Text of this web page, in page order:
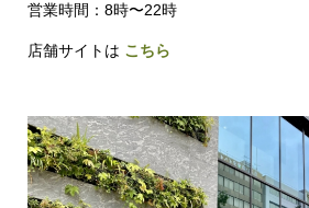
営業時間：8時〜22時
店舗サイトは こちら